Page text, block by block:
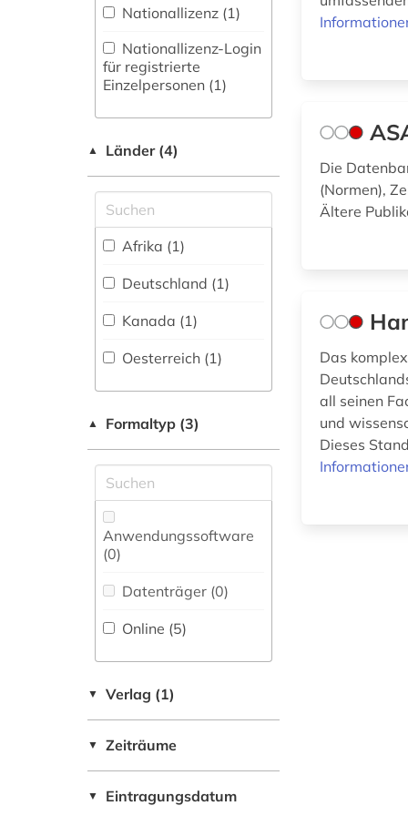
Politologie (0)
Psychologie (0)
(0)
Romanistik (0)
Slavistik (0)
Religionswissenschaften
Werkstoffwissenschaften
und Fertigungstechnik (0)
Wirtschaftswissenschaften
(0)
Forschung, Hochschul-,
Nationallizenz (1)
Nationallizenz-Login
für registrierte
Einzelpersonen (1)
▲ Länder (4)
Afrika (1)
Deutschland (1)
Kanada (1)
Oesterreich (1)
▲ Formaltyp (3)
Anwendungssoftware
(0)
Datenträger (0)
Online (5)
▼ Verlag (1)
▼ Zeiträume
▼ Eintragungsdatum
Die
(Normen),
Ältere
Das
all seinen
und
Dieses